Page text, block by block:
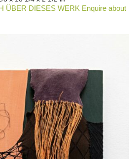
ÜBER DIESES WERK Enquire about